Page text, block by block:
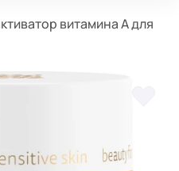
витамина А для